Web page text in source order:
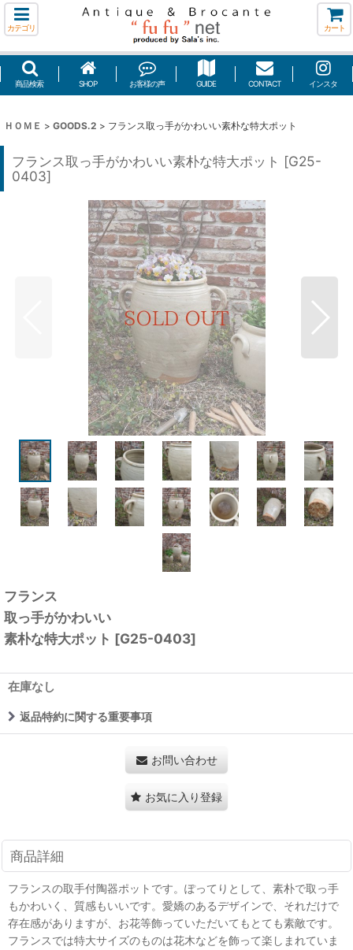
カテゴリ カート
商品検索 SHOP お客様の声 GUIDE CONTACT インスタ
ＨＯＭＥ > GOODS.2 > フランス取っ手がかわいい素朴な特大ポット
フランス取っ手がかわいい素朴な特大ポット [G25-
0403]
フランス
取っ手がかわいい
素朴な特大ポット [G25-0403]
在庫なし
返品特約に関する重要事項
お問い合わせ
お気に入り登録
商品詳細
フランスの取手付陶器ポットです。ぽってりとして、素朴で取っ手
もかわいく、質感もいいです。愛嬌のあるデザインで、それだけで
存在感がありますが、お花等飾っていただいてもとても素敵です。
フランスでは特大サイズのものは花木などを飾って楽しまれていま